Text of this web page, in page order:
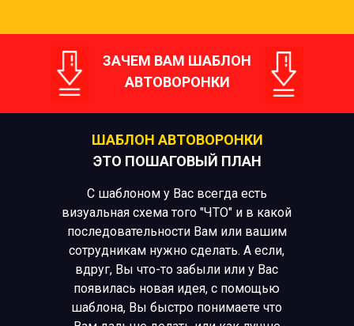
ЗАЧЕМ ВАМ ШАБЛОН
АВТОВОРОНКИ
ШАБЛОН АВТОВОРОНКИ
ЭТО ПОШАГОВЫЙ ПЛАН
С шаблоном у Вас всегда есть
визуальная схема того "ЧТО" и в какой
последовательности Вам или вашим
сотрудникам нужно сделать. А если,
вдруг, Вы что-то забыли или у Вас
появилась новая идея, с помощью
шаблона, Вы быстро понимаете что